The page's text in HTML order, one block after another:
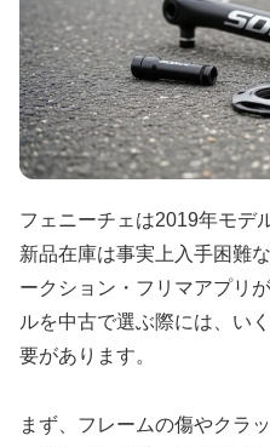
フェニーチェは2019年モデ
新品在庫は事実上入手困難
ークション・フリマアプリ
ルを中古で選ぶ際には、い
要があります。
まず、フレームの傷やクラ